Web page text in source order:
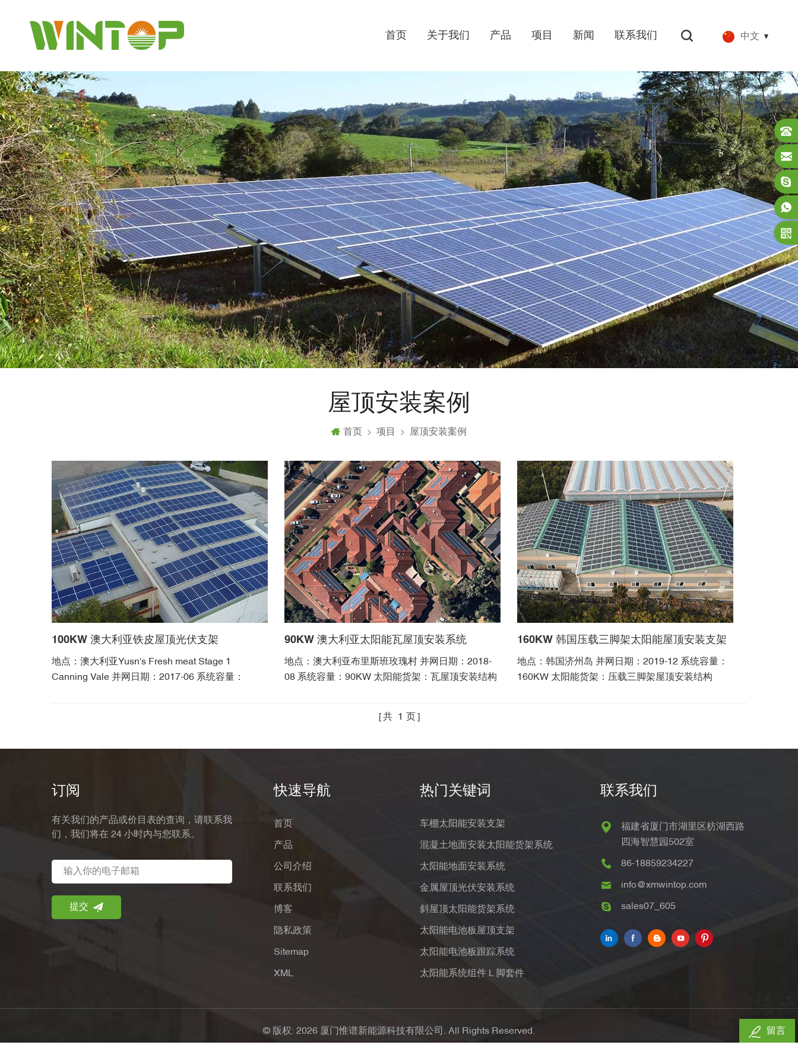
中文
首页 关于我们 产品 项目 新闻 联系我们
屋顶安装案例
首页 项目 屋顶安装案例
100KW 澳大利亚铁皮屋顶光伏支架
地点：澳大利亚Yusn's Fresh meat Stage 1
Canning Vale 并网日期：2017-06 系统容量：
90KW 澳大利亚太阳能瓦屋顶安装系统
地点：澳大利亚布里斯班玫瑰村 并网日期：2018-
08 系统容量：90KW 太阳能货架：瓦屋顶安装结构
160KW 韩国压载三脚架太阳能屋顶安装支架
地点：韩国济州岛 并网日期：2019-12 系统容量：
160KW 太阳能货架：压载三脚架屋顶安装结构
共 1 页
订阅
有关我们的产品或价目表的查询，请联系我
们，我们将在 24 小时内与您联系。
快速导航
首页
产品
公司介绍
联系我们
博客
隐私政策
Sitemap
XML
热门关键词
车棚太阳能安装支架
混凝土地面安装太阳能货架系统
太阳能地面安装系统
金属屋顶光伏安装系统
斜屋顶太阳能货架系统
太阳能电池板屋顶支架
太阳能电池板跟踪系统
太阳能系统组件 L 脚套件
联系我们
福建省厦门市湖里区枋湖西路
四海智慧园502室
86-18859234227
info@xmwintop.com
sales07_605
© 版权: 2026 厦门惟谱新能源科技有限公司. All Rights Reserved.
留言